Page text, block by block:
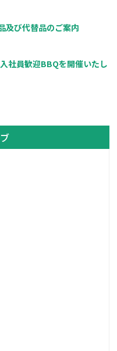
及び代替品のご案内
社員歓迎BBQを開催いたし